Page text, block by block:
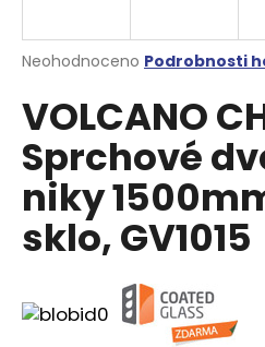
Průměrné
produktu
je
0,0
z
5
hvězdiček.
Neohodnoceno Podrobnosti
VOLCANO
Sprchové
niky
sklo, GV1015
j
t
?
HLEDAT